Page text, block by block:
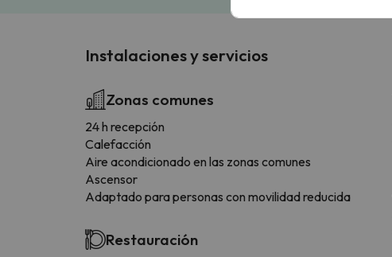
Instalaciones y servicios
Zonas comunes
24 h recepción
Calefacción
Aire acondicionado en las zonas comunes
Ascensor
Adaptado para personas con movilidad reducida
Restauración